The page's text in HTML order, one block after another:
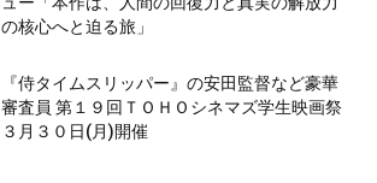
の核心へと迫る旅」
『侍タイムスリッパー』の安田監督など豪華
審査員 第１９回ＴＯＨＯシネマズ学生映画祭
３月３０日(月)開催